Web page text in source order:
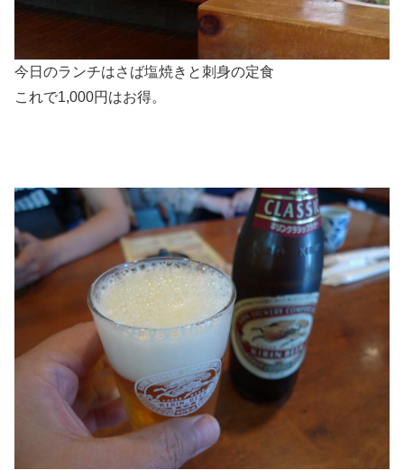
今日のランチはさば塩焼きと刺身の定食
これで1,000円はお得。